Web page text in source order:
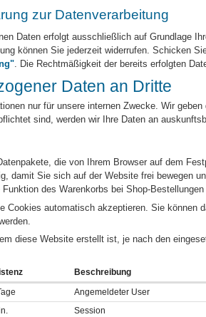
zur Datenverarbeitung
Daten erfolgt ausschließlich auf Grundlage
können Sie jederzeit widerrufen. Schicken
. Die Rechtmäßigkeit der bereits erfolgten
Daten an Dritte
nur für unsere internen Zwecke. Wir
sind, werden wir Ihre Daten an
die von Ihrem Browser auf dem
damit Sie sich auf der Website frei bewegen
des Warenkorbs bei Shop-
Cookies automatisch akzeptieren. Sie
diese Website erstellt ist, je nach den
Beschreibung
Angemeldeter User
Session